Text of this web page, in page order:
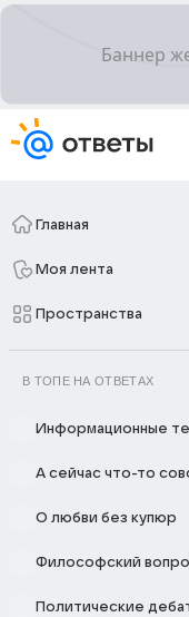
Главная
Моя лента
Пространства
В ТОПЕ НА ОТВЕТАХ
Информационные
А сейчас что-то
О любви без купюр
Философский
Политические